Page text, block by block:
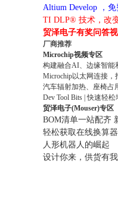
Altium Develop ，
TI DLP® 技术，改
贸泽电子有奖问答
厂商推荐
Microchip视频专区
构建融合AI、边缘智能
Microchip以太网连接
汽车辐射加热、座椅占
Dev Tool Bits | 快速轻
贸泽电子(Mouser)专区
BOM清单一站配齐
轻松获取在线换算器
人形机器人的崛起
设计你来，供货有我